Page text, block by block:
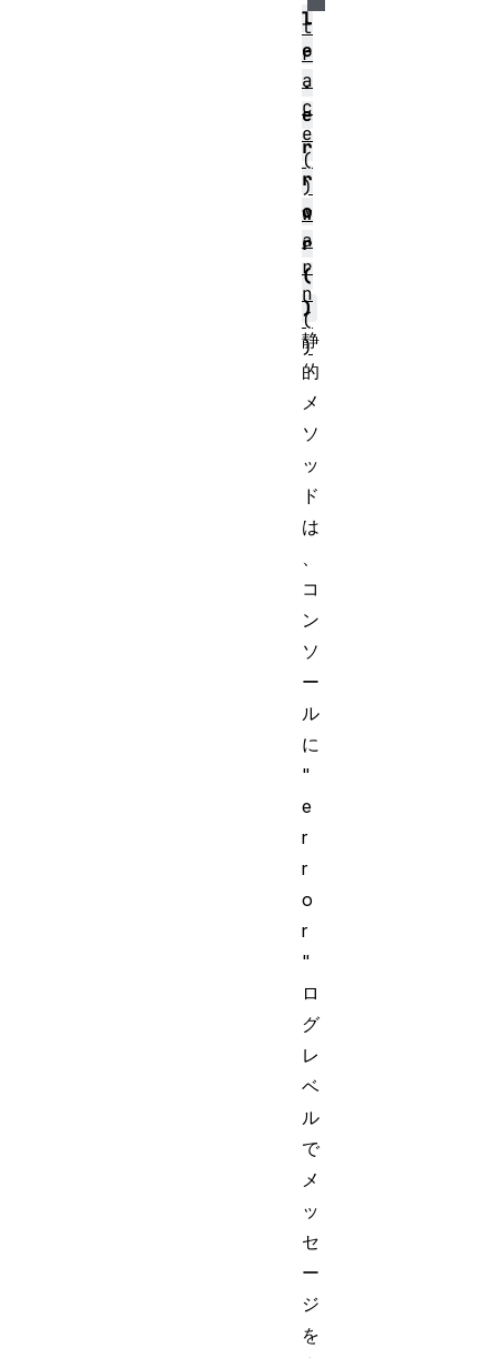
l
e
.
e
r
r
o
r
(
)
静
的
メ
ソ
ッ
ド
は
、
コ
ン
ソ
ー
ル
に
"
e
r
r
o
r
"
ロ
グ
レ
ベ
ル
で
メ
ッ
セ
ー
ジ
を
t
r
a
c
e
(
)
w
a
r
n
(
)